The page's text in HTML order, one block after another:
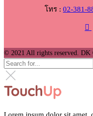
โทร : 02-381-
© 2021 All rights reserved. DK
Lorem ipsum dolor sit amet,